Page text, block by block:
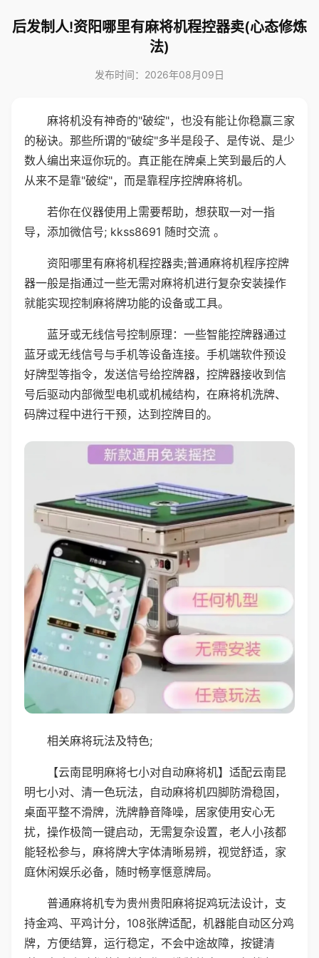
后发制人!资阳哪里有麻将机程控器卖(心态修炼
法)
发布时间：2026年08月09日
麻将机没有神奇的"破绽"，也没有能让你稳赢三家
的秘诀。那些所谓的"破绽"多半是段子、是传说、是少
数人编出来逗你玩的。真正能在牌桌上笑到最后的人
从来不是靠"破绽"，而是靠程序控牌麻将机。
若你在仪器使用上需要帮助，想获取一对一指
导，添加微信号; kkss8691 随时交流 。
资阳哪里有麻将机程控器卖;普通麻将机程序控牌
器一般是指通过一些无需对麻将机进行复杂安装操作
就能实现控制麻将牌功能的设备或工具。
蓝牙或无线信号控制原理：一些智能控牌器通过
蓝牙或无线信号与手机等设备连接。手机端软件预设
好牌型等指令，发送信号给控牌器，控牌器接收到信
号后驱动内部微型电机或机械结构，在麻将机洗牌、
码牌过程中进行干预，达到控牌目的。
相关麻将玩法及特色;
【云南昆明麻将七小对自动麻将机】适配云南昆
明七小对、清一色玩法，自动麻将机四脚防滑稳固，
桌面平整不滑牌，洗牌静音降噪，居家使用安心无
扰，操作极简一键启动，无需复杂设置，老人小孩都
能轻松参与，麻将牌大字体清晰易辨，视觉舒适，家
庭休闲娱乐必备，随时畅享惬意牌局。
普通麻将机专为贵州贵阳麻将捉鸡玩法设计，支
持金鸡、平鸡计分，108张牌适配，机器能自动区分鸡
牌，方便结算，运行稳定，不会中途故障，按键清